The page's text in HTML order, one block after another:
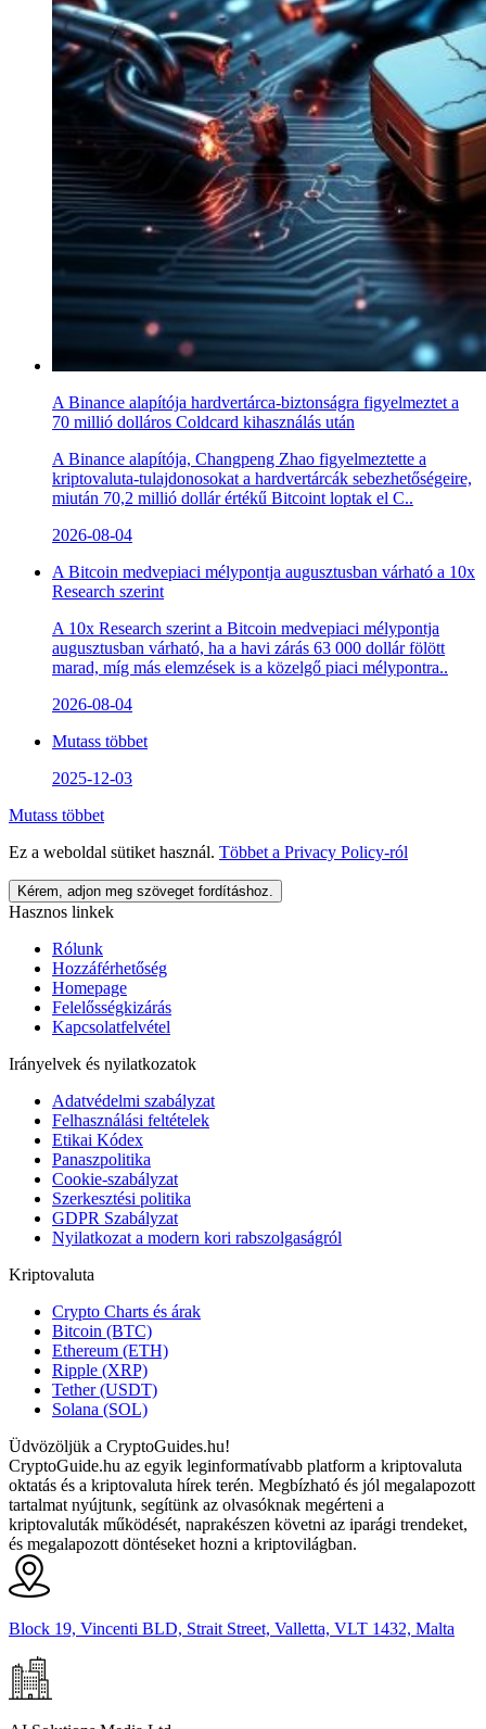
A Binance alapítója hardvertárca-biztonságra figyelmeztet a
70 millió dolláros Coldcard kihasználás után
A Binance alapítója, Changpeng Zhao figyelmeztette a
kriptovaluta-tulajdonosokat a hardvertárcák sebezhetőségeire,
miután 70,2 millió dollár értékű Bitcoint loptak el C..
2026-08-04
A Bitcoin medvepiaci mélypontja augusztusban várható a 10x
Research szerint
A 10x Research szerint a Bitcoin medvepiaci mélypontja
augusztusban várható, ha a havi zárás 63 000 dollár fölött
marad, míg más elemzések is a közelgő piaci mélypontra..
2026-08-04
Mutass többet
2025-12-03
Mutass többet
Ez a weboldal sütiket használ. Többet a Privacy Policy-ról
Kérem, adjon meg szöveget fordításhoz.
Hasznos linkek
Rólunk
Hozzáférhetőség
Homepage
Felelősségkizárás
Kapcsolatfelvétel
Irányelvek és nyilatkozatok
Adatvédelmi szabályzat
Felhasználási feltételek
Etikai Kódex
Panaszpolitika
Cookie-szabályzat
Szerkesztési politika
GDPR Szabályzat
Nyilatkozat a modern kori rabszolgaságról
Kriptovaluta
Crypto Charts és árak
Bitcoin (BTC)
Ethereum (ETH)
Ripple (XRP)
Tether (USDT)
Solana (SOL)
Üdvözöljük a CryptoGuides.hu!
CryptoGuide.hu az egyik leginformatívabb platform a kriptovaluta
oktatás és a kriptovaluta hírek terén. Megbízható és jól megalapozott
tartalmat nyújtunk, segítünk az olvasóknak megérteni a
kriptovaluták működését, naprakészen követni az iparági trendeket,
és megalapozott döntéseket hozni a kriptovilágban.
Block 19, Vincenti BLD, Strait Street, Valletta, VLT 1432, Malta